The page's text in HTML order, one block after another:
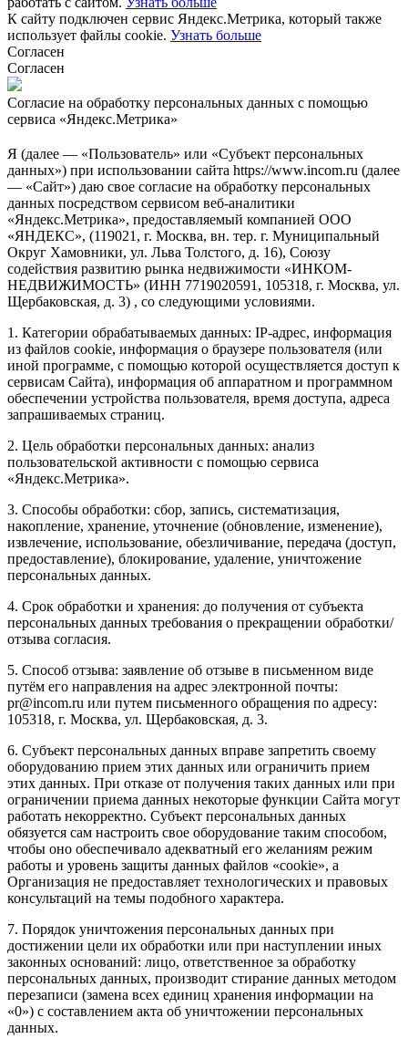
К сайту подключен сервис Яндекс.Метрика, который также
использует файлы cookie. Узнать больше
Согласен
Согласен
Согласие на обработку персональных данных с помощью
сервиса «Яндекс.Метрика»
Я (далее — «Пользователь» или «Субъект персональных
данных») при использовании сайта https://www.incom.ru (далее
— «Сайт») даю свое согласие на обработку персональных
данных посредством сервисом веб-аналитики
«Яндекс.Метрика», предоставляемый компанией ООО
«ЯНДЕКС», (119021, г. Москва, вн. тер. г. Муниципальный
Округ Хамовники, ул. Льва Толстого, д. 16), Союзу
содействия развитию рынка недвижимости «ИНКОМ-
НЕДВИЖИМОСТЬ» (ИНН 7719020591, 105318, г. Москва, ул.
Щербаковская, д. 3) , со следующими условиями.
1. Категории обрабатываемых данных: IP-адрес, информация
из файлов cookie, информация о браузере пользователя (или
иной программе, с помощью которой осуществляется доступ к
сервисам Сайта), информация об аппаратном и программном
обеспечении устройства пользователя, время доступа, адреса
запрашиваемых страниц.
2. Цель обработки персональных данных: анализ
пользовательской активности с помощью сервиса
«Яндекс.Метрика».
3. Способы обработки: сбор, запись, систематизация,
накопление, хранение, уточнение (обновление, изменение),
извлечение, использование, обезличивание, передача (доступ,
предоставление), блокирование, удаление, уничтожение
персональных данных.
4. Срок обработки и хранения: до получения от субъекта
персональных данных требования о прекращении обработки/
отзыва согласия.
5. Способ отзыва: заявление об отзыве в письменном виде
путём его направления на адрес электронной почты:
pr@incom.ru или путем письменного обращения по адресу:
105318, г. Москва, ул. Щербаковская, д. 3.
6. Субъект персональных данных вправе запретить своему
оборудованию прием этих данных или ограничить прием
этих данных. При отказе от получения таких данных или при
ограничении приема данных некоторые функции Сайта могут
работать некорректно. Субъект персональных данных
обязуется сам настроить свое оборудование таким способом,
чтобы оно обеспечивало адекватный его желаниям режим
работы и уровень защиты данных файлов «cookie», а
Организация не предоставляет технологических и правовых
консультаций на темы подобного характера.
7. Порядок уничтожения персональных данных при
достижении цели их обработки или при наступлении иных
законных оснований: лицо, ответственное за обработку
персональных данных, производит стирание данных методом
перезаписи (замена всех единиц хранения информации на
«0») с составлением акта об уничтожении персональных
данных.